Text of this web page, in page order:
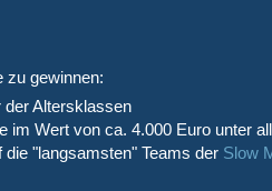
zu gewinnen:
der Altersklassen
im Wert von ca. 4.000 Euro unter
"langsamsten" Teams der Slow